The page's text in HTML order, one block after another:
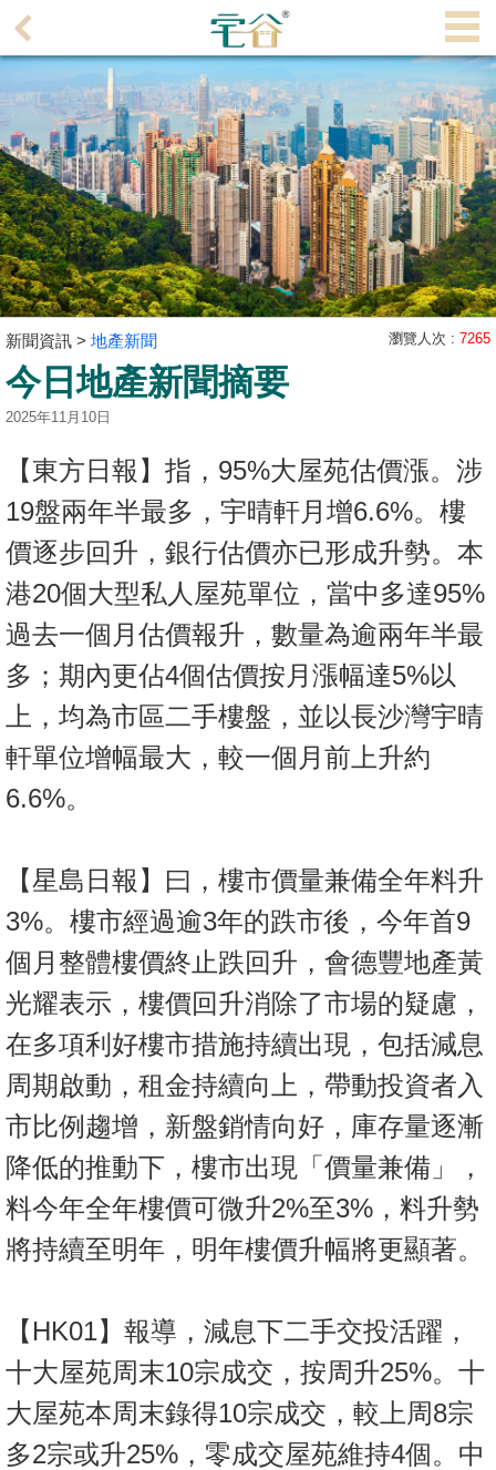
理
主
搵
樓/
成
交
業
主
放
盤
谷
按
揭
地
產
博
客
地
產
新
數
據
公
佈
置
業
手
冊
於
我
們
新聞資訊 > 地產新聞 瀏覽人次 : 7265
今日地產新聞摘要
2025年11月10日
【東方日報】指，95%大屋苑估價漲。涉
19盤兩年半最多，宇晴軒月增6.6%。樓
價逐步回升，銀行估價亦已形成升勢。本
港20個大型私人屋苑單位，當中多達95%
過去一個月估價報升，數量為逾兩年半最
多；期內更佔4個估價按月漲幅達5%以
上，均為市區二手樓盤，並以長沙灣宇晴
軒單位增幅最大，較一個月前上升約
6.6%。
【星島日報】曰，樓市價量兼備全年料升
3%。樓市經過逾3年的跌市後，今年首9
個月整體樓價終止跌回升，會德豐地產黃
光耀表示，樓價回升消除了市場的疑慮，
在多項利好樓市措施持續出現，包括減息
周期啟動，租金持續向上，帶動投資者入
市比例趨增，新盤銷情向好，庫存量逐漸
降低的推動下，樓市出現「價量兼備」，
料今年全年樓價可微升2%至3%，料升勢
將持續至明年，明年樓價升幅將更顯著。
【HK01】報導，減息下二手交投活躍，
十大屋苑周末10宗成交，按周升25%。十
大屋苑本周末錄得10宗成交，較上周8宗
多2宗或升25%，零成交屋苑維持4個。中